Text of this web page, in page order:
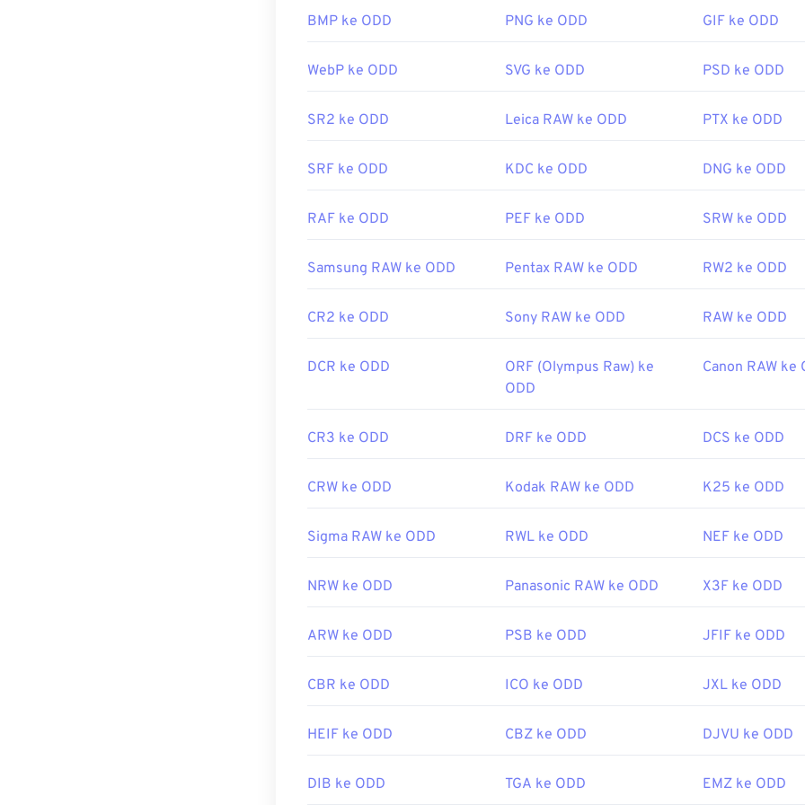
BMP ke ODD PNG ke ODD GIF ke ODD
WebP ke ODD SVG ke ODD PSD ke ODD
SR2 ke ODD Leica RAW ke ODD PTX ke ODD
SRF ke ODD KDC ke ODD DNG ke ODD
RAF ke ODD PEF ke ODD SRW ke ODD
Samsung RAW ke ODD Pentax RAW ke ODD RW2 ke ODD
CR2 ke ODD Sony RAW ke ODD RAW ke ODD
DCR ke ODD
ORF (Olympus Raw) ke
ODD
Canon RAW ke
CR3 ke ODD DRF ke ODD DCS ke ODD
CRW ke ODD Kodak RAW ke ODD K25 ke ODD
Sigma RAW ke ODD RWL ke ODD NEF ke ODD
NRW ke ODD Panasonic RAW ke ODD X3F ke ODD
ARW ke ODD PSB ke ODD JFIF ke ODD
CBR ke ODD ICO ke ODD JXL ke ODD
HEIF ke ODD CBZ ke ODD DJVU ke ODD
DIB ke ODD TGA ke ODD EMZ ke ODD